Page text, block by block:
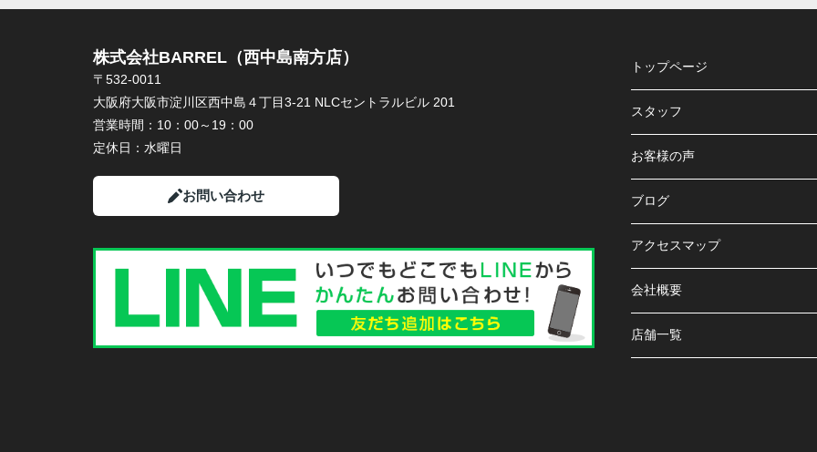
株式会社BARREL（西中島南方店）
〒532-0011
大阪府大阪市淀川区西中島４丁目3-21 NLCセントラルビル 201
営業時間： 10：00～19：00
定休日： 水曜日
お問い合わせ
トップページ
スタッフ
お客様の声
ブログ
アクセスマップ
会社概要
店舗一覧